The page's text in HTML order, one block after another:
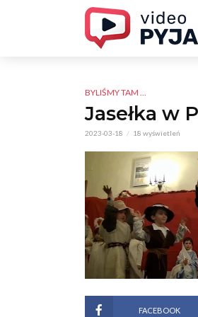
BYLIŚMY TAM ...
Jasełka w
2023-03-18 18 wyświetleń
FACEBOOK